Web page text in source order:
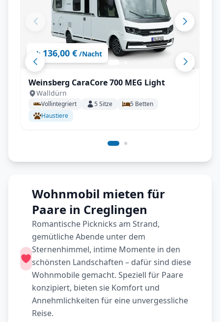
ab 136,00 € /Nacht
Weinsberg CaraCore 700 MEG Light
Walldürn
Vollintegriert 5Sitze 5 Betten
Haustiere
Wohnmobil mieten für
Paare in Creglingen
Romantische Picknicks am Strand,
gemütliche Abende unter dem
Sternenhimmel, intime Momente in den
schönsten Landschaften – dafür sind diese
Wohnmobile gemacht. Speziell für Paare
konzipiert, bieten sie Komfort und
Annehmlichkeiten für eine unvergessliche
Reise.